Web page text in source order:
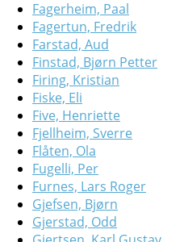
Fagerheim, Paal
Fagertun, Fredrik
Farstad, Aud
Finstad, Bjørn Petter
Firing, Kristian
Fiske, Eli
Five, Henriette
Fjellheim, Sverre
Flåten, Ola
Fugelli, Per
Furnes, Lars Roger
Gjefsen, Bjørn
Gjerstad, Odd